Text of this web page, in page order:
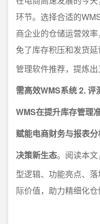
环节。选择合适的
商企业的仓储运营效
免了库存积压和发货
管理软件推荐，提炼出
需高效WMS系统 2.
WMS在提升库存管理
赋能电商财务与报表
决策新生态。阅读本
型逻辑、功能亮点、
际价值，助力精细化仓